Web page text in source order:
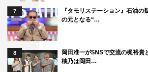
7
『タモリステーション』石油
の元となる“…
8
岡田准一がSNSで交流の梶裕
柚乃は岡田…